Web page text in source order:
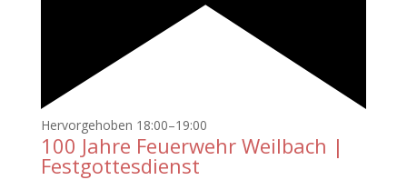
Hervorgehoben 18:00–19:00
100 Jahre Feuerwehr Weilbach |
Festgottesdienst